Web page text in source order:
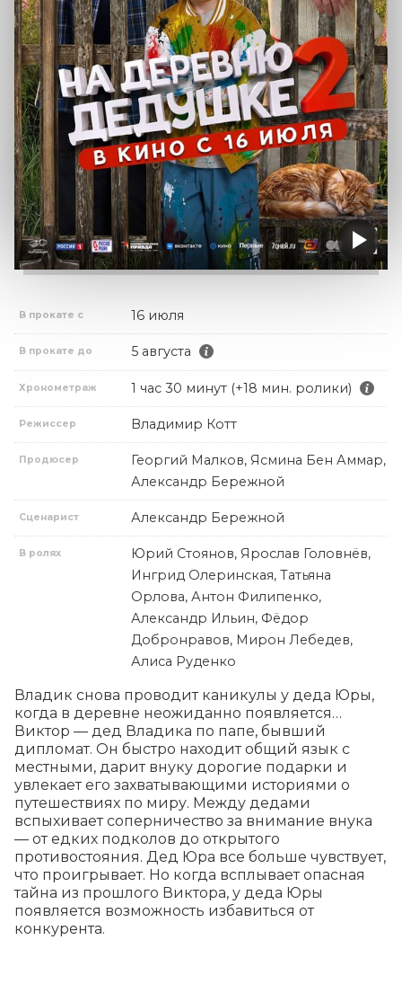
В прокате с 16 июля
В прокате до 5 августа
Хронометраж 1 час 30 минут (+18 мин. ролики)
Режиссер Владимир Котт
Продюсер
Георгий Малков, Ясмина Бен Аммар,
Александр Бережной
Сценарист Александр Бережной
В ролях
Юрий Стоянов, Ярослав Головнёв,
Ингрид Олеринская, Татьяна
Орлова, Антон Филипенко,
Александр Ильин, Фёдор
Добронравов, Мирон Лебедев,
Алиса Руденко
Владик снова проводит каникулы у деда Юры,
когда в деревне неожиданно появляется…
Виктор — дед Владика по папе, бывший
дипломат. Он быстро находит общий язык с
местными, дарит внуку дорогие подарки и
увлекает его захватывающими историями о
путешествиях по миру. Между дедами
вспыхивает соперничество за внимание внука
— от едких подколов до открытого
противостояния. Дед Юра все больше чувствует,
что проигрывает. Но когда всплывает опасная
тайна из прошлого Виктора, у деда Юры
появляется возможность избавиться от
конкурента.